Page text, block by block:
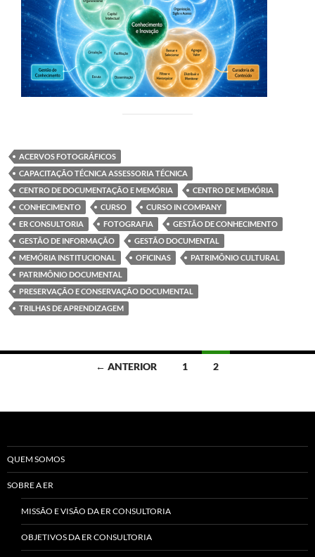
ACERVOS FOTOGRÁFICOS
CAPACITAÇÃO TÉCNICA ASSESSORIA TÉCNICA
CENTRO DE DOCUMENTAÇÃO E MEMÓRIA
CENTRO DE MEMÓRIA
CONHECIMENTO
CURSO
CURSO IN COMPANY
ER CONSULTORIA
FOTOGRAFIA
GESTÃO DE CONHECIMENTO
GESTÃO DE INFORMAÇÃO
GESTÃO DOCUMENTAL
MEMÓRIA INSTITUCIONAL
OFICINAS
PATRIMÔNIO CULTURAL
PATRIMÔNIO DOCUMENTAL
PRESERVAÇÃO E CONSERVAÇÃO DOCUMENTAL
TRILHAS DE APRENDIZAGEM
posts
← ANTERIOR 1 2
QUEM SOMOS
SOBRE A ER
MISSÃO E VISÃO DA ER CONSULTORIA
OBJETIVOS DA ER CONSULTORIA